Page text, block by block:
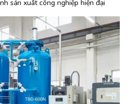
sản xuất công nghiệp hiện đại